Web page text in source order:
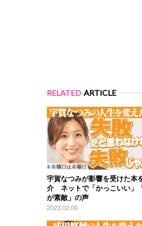
RELATED ARTICLE
宇賀なつみが影響を受けた本
介 ネットで「かっこいい」
が素敵」の声
2023.02.09